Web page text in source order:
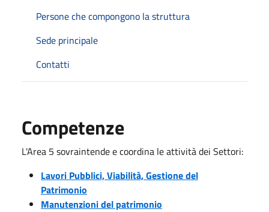
Persone che compongono la struttura
Sede principale
Contatti
Competenze
L'Area 5 sovraintende e coordina le attività dei Settori:
Lavori Pubblici, Viabilità, Gestione del
Patrimonio
Manutenzioni del patrimonio